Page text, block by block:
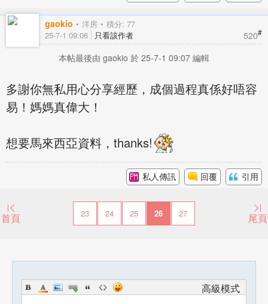
gaokio 洋房 積分: 77
520#
25-7-1 09:06 只看該作者
本帖最後由 gaokio 於 25-7-1 09:07 編輯
多謝你無私用心分享經歷，成個過程真係好唔容
易！媽媽真偉大！
想要馬來西亞資料，thanks!
私人傳訊 回覆 引用
首頁 23 24 25 26 27 尾頁
高級模式